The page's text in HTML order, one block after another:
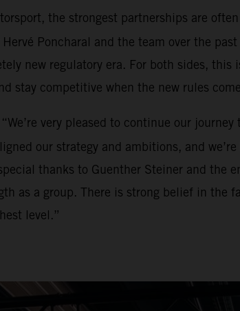
the strongest partnerships are
Poncharal and the team over the
new regulatory era. For both sides,
stay competitive when the new rules
“We’re very pleased to continue our
our strategy and ambitions, and
thanks to Guenther Steiner and the
as a group. There is strong belief in
level.”